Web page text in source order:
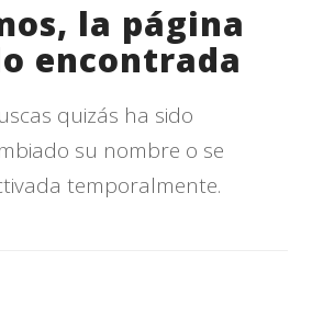
la página
encontrada
quizás ha sido
su nombre o se
temporalmente.